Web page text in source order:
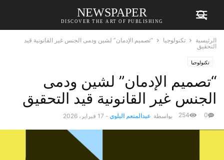
NEWSPAPER
DISCOVER THE ART OF PUBLISHING
الرئيسية تكنولوجيا
“تصميم الإدمان” لشين ودمى الجنس غير القانونية قيد
التحقيق
تكنولوجيا
“تصميم الإدمان” لشين ودمى
الجنس غير القانونية قيد التحقيق
بواسطة عبدالمنعم البلوي - 17 فبراير، 2026 0
254